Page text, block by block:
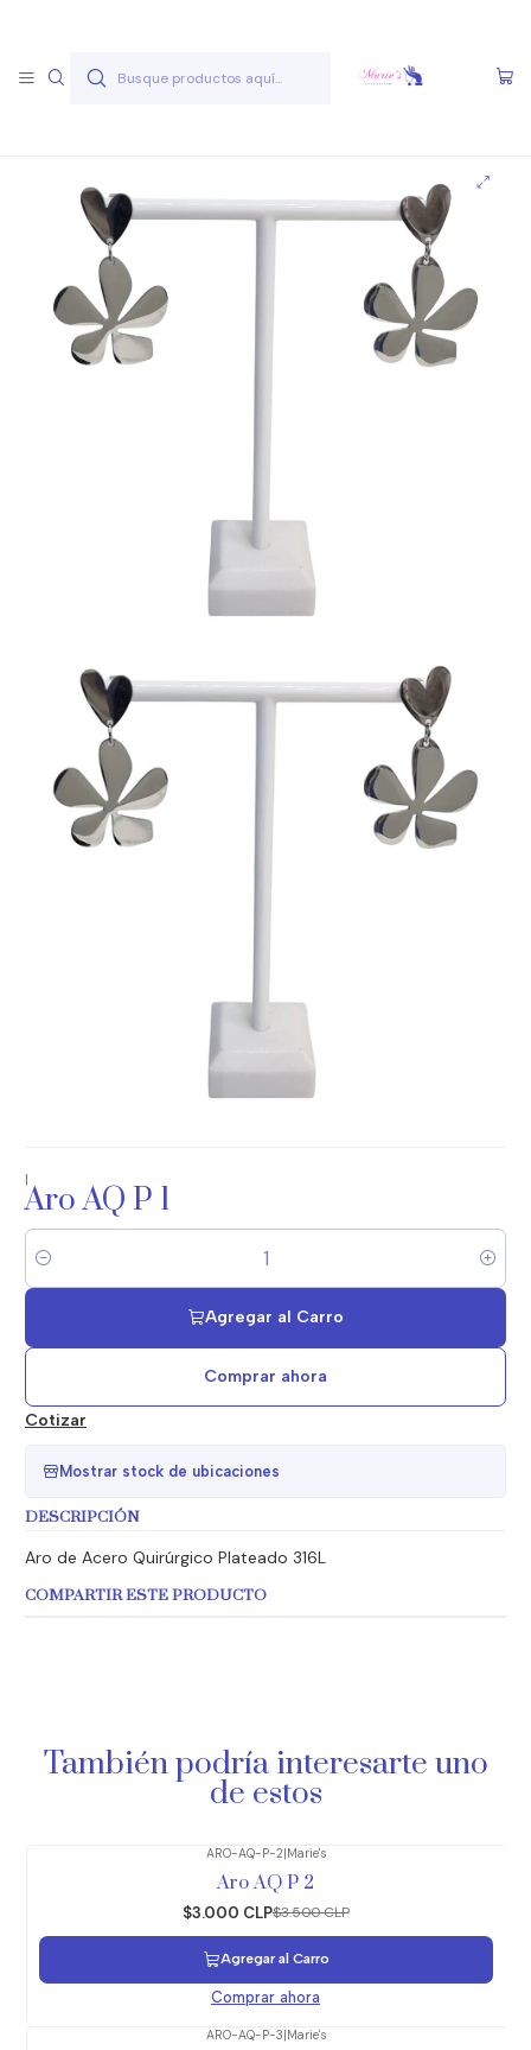
Inicio Joyas Acero Quirúgico Aros Acero Quirúgico
Aros A.Q. Plateados Aro AQ P 1
|
Aro AQ P 1
Cantidad
Agregar al Carro
Comprar ahora
Cotizar
Mostrar stock de ubicaciones
DESCRIPCIÓN
Aro de Acero Quirúrgico Plateado 316L
COMPARTIR ESTE PRODUCTO
También podría interesarte uno
de estos
ARO-AQ-P-2|Marie's
Aro AQ P 2
$3.000 CLP$3.500 CLP
Agregar al Carro
Comprar ahora
ARO-AQ-P-3|Marie's